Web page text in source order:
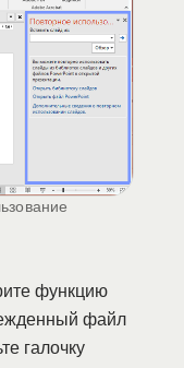
функцию
файл
галочку